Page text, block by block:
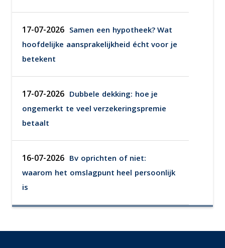
17-07-2026 Samen een hypotheek? Wat
hoofdelijke aansprakelijkheid écht voor je
betekent
17-07-2026 Dubbele dekking: hoe je
ongemerkt te veel verzekeringspremie
betaalt
16-07-2026 Bv oprichten of niet:
waarom het omslagpunt heel persoonlijk
is